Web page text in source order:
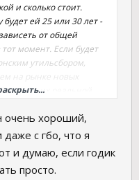
и сколько стоит.
ей 25 или 30 лет -
от общей
момент. Если будет
утильсбором,
на рынке новых
от их реальной
качества и ценам,
мировых
позволить - то найдет
и через 10 лет и не
убита в конец. Ну а
очень хороший,
с гбо, что я
и думаю, если годик
просто.